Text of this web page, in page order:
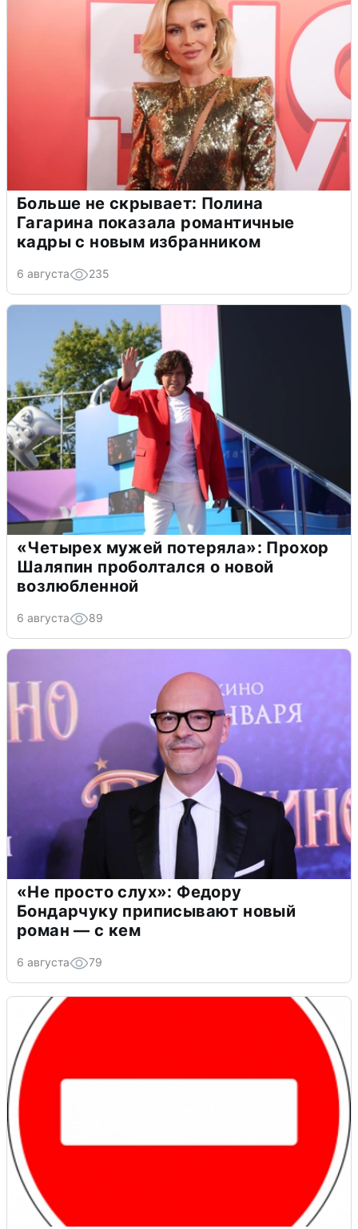
Больше не скрывает: Полина
Гагарина показала романтичные
кадры с новым избранником
6 августа 235
«Четырех мужей потеряла»: Прохор
Шаляпин проболтался о новой
возлюбленной
6 августа 89
«Не просто слух»: Федору
Бондарчуку приписывают новый
роман — с кем
6 августа 79